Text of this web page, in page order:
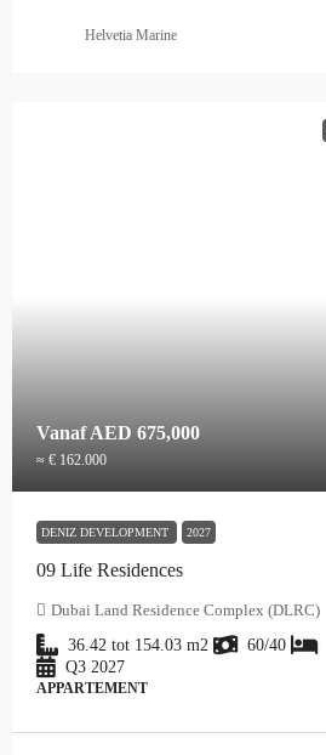
Helvetia Marine
VanafAED 675,000
≈ € 162.000
DENIZ DEVELOPMENT 2027
09 Life Residences
Dubai Land Residence Complex (DLRC)
36.42 tot 154.03 m2 60/40
Q3 2027
APPARTEMENT